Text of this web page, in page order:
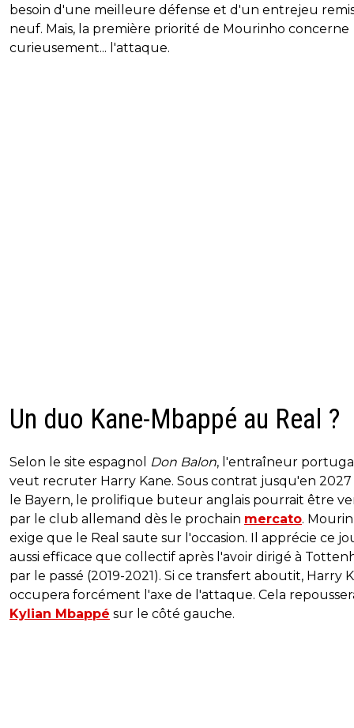
besoin d'une meilleure défense et d'un entrejeu
neuf. Mais, la première priorité de Mourinho concerne
curieusement... l'attaque.
Un duo Kane-Mbappé au Real ?
Selon le site espagnol Don Balon, l'entraîneur
veut recruter Harry Kane. Sous contrat jusqu'en 2027
le Bayern, le prolifique buteur anglais pourrait être
par le club allemand dès le prochain mercato.
exige que le Real saute sur l'occasion. Il apprécie ce
aussi efficace que collectif après l'avoir dirigé à
par le passé (2019-2021). Si ce transfert aboutit, Harry
occupera forcément l'axe de l'attaque. Cela
Kylian Mbappé sur le côté gauche.